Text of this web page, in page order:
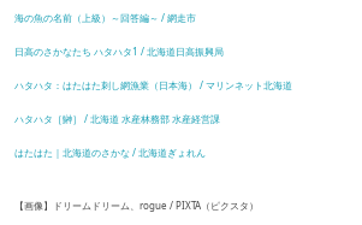
海の魚の名前（上級）～回答編～ / 網走市
日高のさかなたち ハタハタ1 / 北海道日高振興局
ハタハタ：はたはた刺し網漁業（日本海） / マリンネット北海道
ハタハタ［鰰］ / 北海道 水産林務部 水産経営課
はたはた｜北海道のさかな / 北海道ぎょれん
【画像】ドリームドリーム、rogue / PIXTA（ピクスタ）